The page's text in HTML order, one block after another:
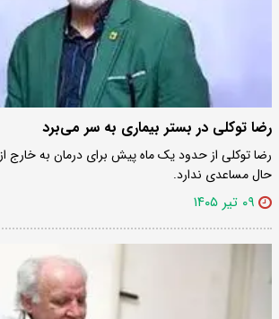
رضا توکلی در بستر بیماری به سر می‌برد
رضا توکلی از حدود یک ماه پیش برای درمان به خارج
حال مساعدی ندارد.
۰۹ تیر ۱۴۰۵